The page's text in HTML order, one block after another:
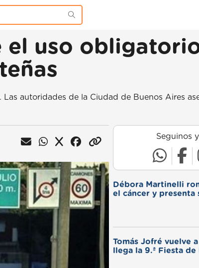
el uso
autoridades de la Ciudad de Buenos Aires
Seguinos
Débora Martinelli
el cáncer y presenta
Tomás Jofré vuelve
llega la 9.ª Fiesta